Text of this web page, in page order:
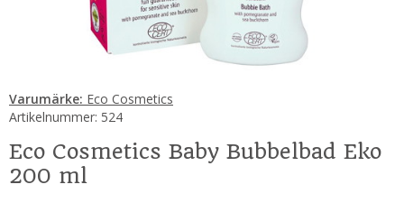
Varumärke: Eco Cosmetics
Artikelnummer: 524
Eco Cosmetics Baby Bubbelbad Eko
200 ml